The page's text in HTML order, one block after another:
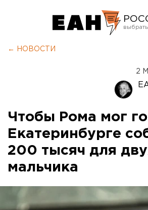
← НОВОСТИ
2
Чтобы Рома мог
Екатеринбурге
200 тысяч для
мальчика